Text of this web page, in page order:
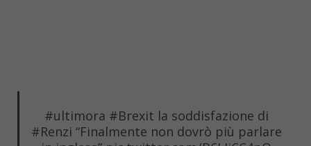
#ultimora #Brexit la soddisfazione di
#Renzi “Finalmente non dovrò più parlare